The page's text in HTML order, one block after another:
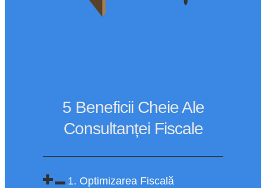
5 Beneficii Cheie Ale
Consultanței Fiscale
1. Optimizarea Fiscală